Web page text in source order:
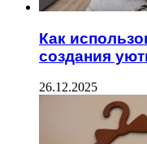
Как
создания
26.12.2025